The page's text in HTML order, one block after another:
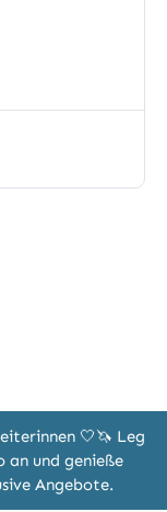
🤍🦄 Leg
und genieße
Angebote.